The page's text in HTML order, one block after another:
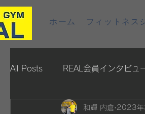
ホーム フィットネス
All Posts REAL会員インタビュ
和輝 内倉 2023